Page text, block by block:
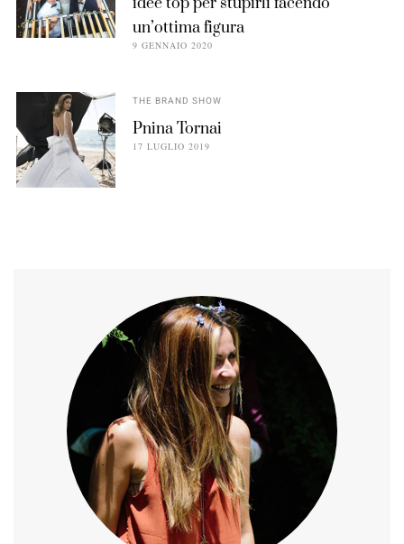
un’ottima figura
9 GENNAIO 2020
THE BRAND SHOW
Pnina Tornai
17 LUGLIO 2019